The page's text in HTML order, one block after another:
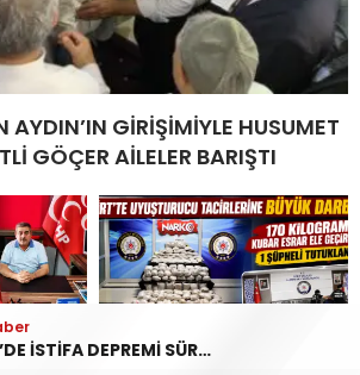
AYDIN’IN GİRİŞİMİYLE HUSUMET
GÖÇER AİLELER BARIŞTI
SİİRT MHP’DE İSTİFA DEPREMİ SÜRÜYOR: YAVUZ ÖZTANIK GÖREVLERİNDEN AYRILDI